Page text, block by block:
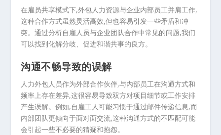
在雇员共享模式下,外包人力资源与企业内部员工并肩工作,
这种合作方式虽然灵活高效,但也容易引发一些矛盾和冲
突。通过分析自雇人员与企业团队合作中常见的问题,我们
可以找到化解分歧、促进和谐共事的良方。
沟通不畅导致的误解
人力外包人员作为外部合作伙伴,与内部员工在沟通方式和
频率上存在差异,这很容易导致双方对项目细节或工作安排
产生误解。例如,自雇工人可能习惯于通过邮件传递信息,而
内部团队更倾向于面对面交流,这种沟通方式的不匹配可能
会引起一些不必要的猜疑和抱怨。